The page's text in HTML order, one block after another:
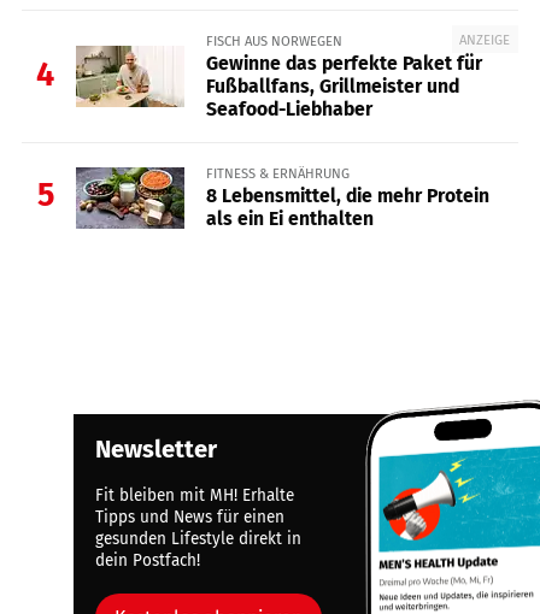
4
ANZEIGE
FISCH AUS NORWEGEN
Gewinne das perfekte Paket für
Fußballfans, Grillmeister und
Seafood-Liebhaber
5
FITNESS & ERNÄHRUNG
8 Lebensmittel, die mehr Protein
als ein Ei enthalten
Newsletter
Fit bleiben mit MH! Erhalte
Tipps und News für einen
gesunden Lifestyle direkt in
dein Postfach!